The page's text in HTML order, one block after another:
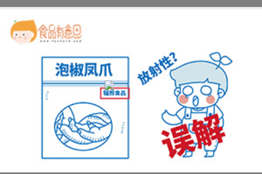
科普视频：辐照食品安全吗？